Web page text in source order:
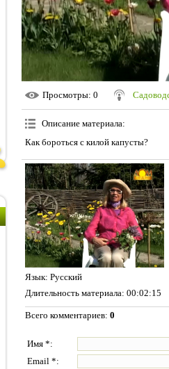
Просмотры: 0
Описание материала:
Как бороться с килой капусты?
Язык: Русский
Длительность материала: 00:02:15
Всего комментариев: 0
Имя *:
Email *: